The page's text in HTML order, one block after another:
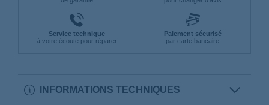
Service technique
à votre écoute pour réparer
Paiement sécurisé
par carte bancaire
INFORMATIONS TECHNIQUES